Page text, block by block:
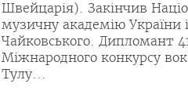
Швейцарія). Закінчив
музичну академію України
Чайковського. Дипломант
Міжнародного конкурсу
Тулу...